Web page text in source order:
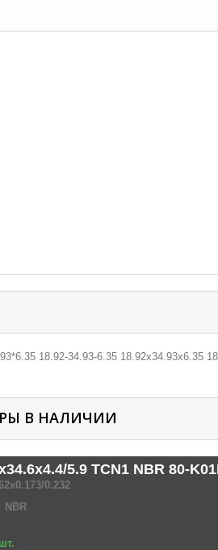
18.92-34.93-6.35 18.92х34.93х6.35
В НАЛИЧИИ
5.9 TCN1 NBR 80-
0.232
NBR